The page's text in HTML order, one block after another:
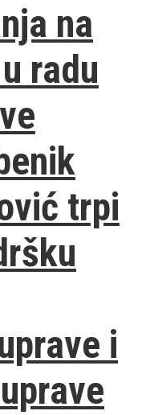
na
radu
trpi
i